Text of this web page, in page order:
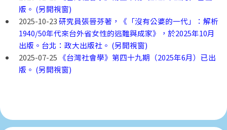
版。 (另開視窗)
2025-10-23研究員張晉芬著，《「沒有公婆的一代」：解析
1940/50年代來台外省女性的逃難與成家》，於2025年10月
出版。台北：政大出版社。 (另開視窗)
2025-07-25 《台灣社會學》第四十九期（2025年6月）已出
版。 (另開視窗)